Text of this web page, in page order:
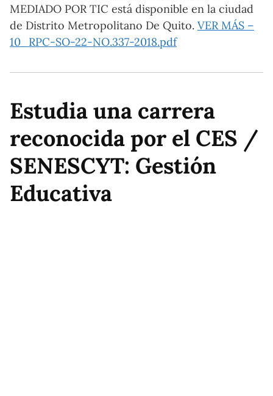
MEDIADO POR TIC está disponible en la ciudad
de Distrito Metropolitano De Quito. VER MÁS –
10_RPC-SO-22-NO.337-2018.pdf
Estudia una carrera
reconocida por el CES /
SENESCYT: Gestión
Educativa